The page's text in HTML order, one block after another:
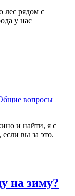
лес рядом с
у нас
вопросы
и найти, я с
вы за это.
на зиму?